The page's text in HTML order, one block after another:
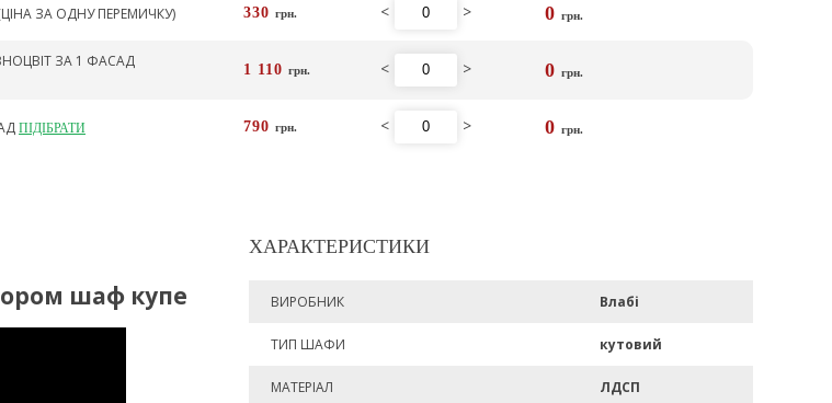
ЗА ОДНУ ПЕРЕМИЧКУ) 330 грн. < > 0 грн.
ЗА 1 ФАСАД 1 110 грн. < > 0 грн.
ПІДІБРАТИ 790 грн. < > 0 грн.
шаф купе
ХАРАКТЕРИСТИКИ
ВИРОБНИК Влабі
ТИП ШАФИ кутовий
МАТЕРІАЛ ЛДСП